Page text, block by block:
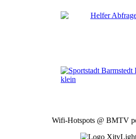
Wifi-Hotspots @ BMTV